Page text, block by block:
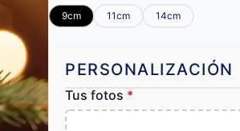
9cm 11cm 14cm
PERSONALIZACIÓN
Tus fotos *